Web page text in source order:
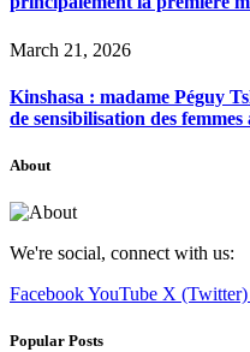
March 21, 2026
Kinshasa : madame Péguy
de sensibilisation des
About
We're social, connect with us:
FacebookYouTube X (Twitter)
Popular Posts